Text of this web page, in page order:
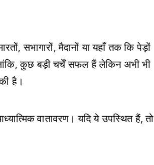
सभागारों, मैदानों या यहाँ तक कि पेड़ों
कुछ बड़ी चर्चें सफल हैं लेकिन अभी भी
है।
वातावरण। यदि ये उपस्थित हैं, तो